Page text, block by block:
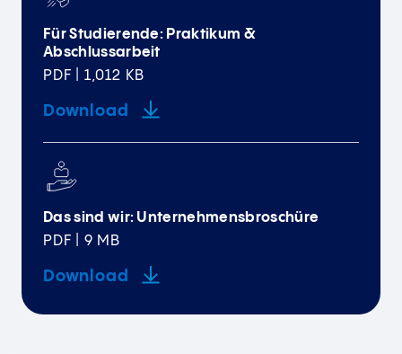
Für Studierende: Praktikum &
Abschlussarbeit
PDF | 1,012 KB
Download
Das sind wir: Unternehmensbroschüre
PDF | 9 MB
Download